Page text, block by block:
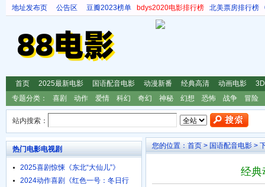
地址发布页 公告区 豆瓣2023榜单 bdys2020电影排行榜 北美票房排行榜
首页 2025最新电影 国语配音电影 动漫新番 经典高清 动画电影
专题分类：
喜剧 动作 爱情 科幻 奇幻 神秘 幻想 恐怖 战争 冒险
站内搜索：
您的位置： 首页 > 国语配音电影 >
经典
热门电影电视剧
2025喜剧惊悚《东北“大仙儿”》
1080p.HD国语中字
2024动作喜剧《红色一号：冬日行